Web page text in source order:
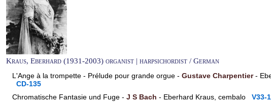
Kraus, Eberhard (1931-2003) organist | harpsichordist / German
L'Ange à la trompette - Prélude pour grande orgue - Gustave Charpentier-
CD-135
Chromatische Fantasie und Fuge - J S Bach - Eberhard Kraus, cembalo V33-